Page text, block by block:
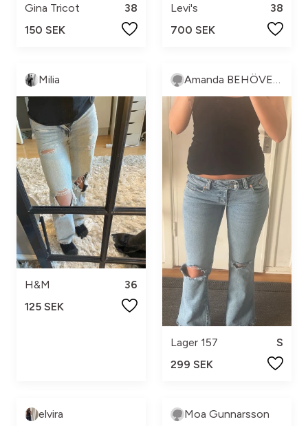
Gina Tricot
38
150 SEK
Levi's
38
700 SEK
Milia
H&M
36
125 SEK
Lager 157
S
299 SEK
elvira Moa Gunnarsson